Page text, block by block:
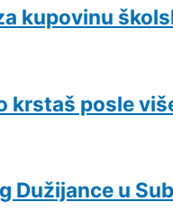
kupovinu
krstaš posle
Dužijance u